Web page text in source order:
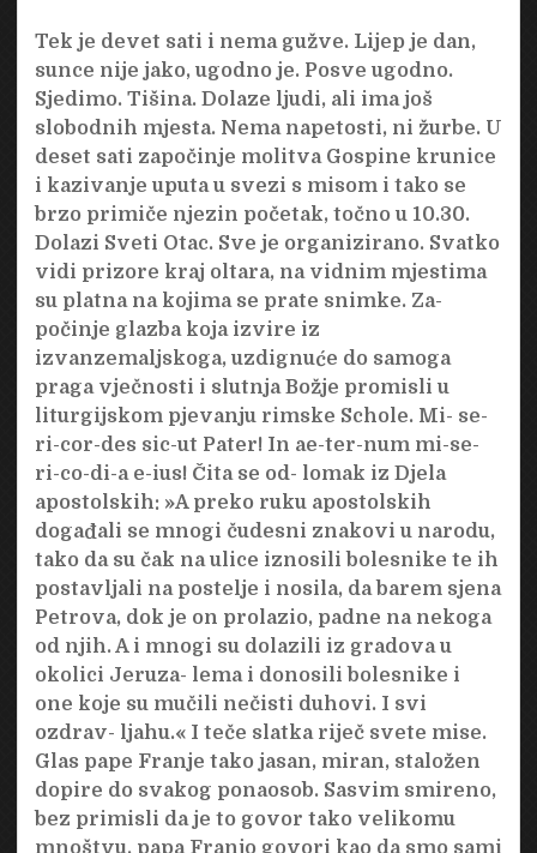
Tek je devet sati i nema gužve. Lijep je dan,
sunce nije jako, ugodno je. Posve ugodno.
Sjedimo. Tišina. Dolaze ljudi, ali ima još
slobodnih mjesta. Nema napetosti, ni žurbe. U
deset sati započinje molitva Gospine krunice
i kazivanje uputa u svezi s misom i tako se
brzo primiče njezin početak, točno u 10.30.
Dolazi Sveti Otac. Sve je organizirano. Svatko
vidi prizore kraj oltara, na vidnim mjestima
su platna na kojima se prate snimke. Za-
počinje glazba koja izvire iz
izvanzemaljskoga, uzdignuće do samoga
praga vječnosti i slutnja Božje promisli u
liturgijskom pjevanju rimske Schole. Mi- se-
ri-cor-des sic-ut Pater! In ae-ter-num mi-se-
ri-co-di-a e-ius! Čita se od- lomak iz Djela
apostolskih: »A preko ruku apostolskih
događali se mnogi čudesni znakovi u narodu,
tako da su čak na ulice iznosili bolesnike te ih
postavljali na postelje i nosila, da barem sjena
Petrova, dok je on prolazio, padne na nekoga
od njih. A i mnogi su dolazili iz gradova u
okolici Jeruza- lema i donosili bolesnike i
one koje su mučili nečisti duhovi. I svi
ozdrav- ljahu.« I teče slatka riječ svete mise.
Glas pape Franje tako jasan, miran, staložen
dopire do svakog ponaosob. Sasvim smireno,
bez primisli da je to govor tako velikomu
mnoštvu, papa Franjo govori kao da smo sami